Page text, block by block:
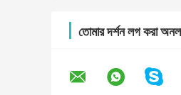
তোমার দর্শন লগ করা